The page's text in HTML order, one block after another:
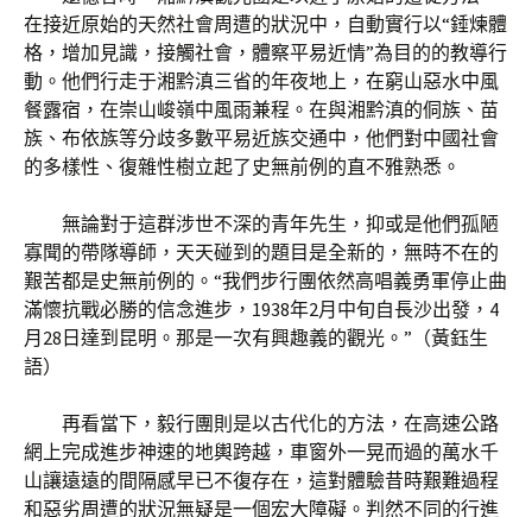
在接近原始的天然社會周遭的狀況中，自動實行以“錘煉體
格，增加見識，接觸社會，體察平易近情”為目的的教導行
動。他們行走于湘黔滇三省的年夜地上，在窮山惡水中風
餐露宿，在崇山峻嶺中風雨兼程。在與湘黔滇的侗族、苗
族、布依族等分歧多數平易近族交通中，他們對中國社會
的多樣性、復雜性樹立起了史無前例的直不雅熟悉。
無論對于這群涉世不深的青年先生，抑或是他們孤陋
寡聞的帶隊導師，天天碰到的題目是全新的，無時不在的
艱苦都是史無前例的。“我們步行團依然高唱義勇軍停止曲
滿懷抗戰必勝的信念進步，1938年2月中旬自長沙出發，4
月28日達到昆明。那是一次有興趣義的觀光。”（黃鈺生
語）
再看當下，毅行團則是以古代化的方法，在高速公路
網上完成進步神速的地輿跨越，車窗外一晃而過的萬水千
山讓遠遠的間隔感早已不復存在，這對體驗昔時艱難過程
和惡劣周遭的狀況無疑是一個宏大障礙。判然不同的行進